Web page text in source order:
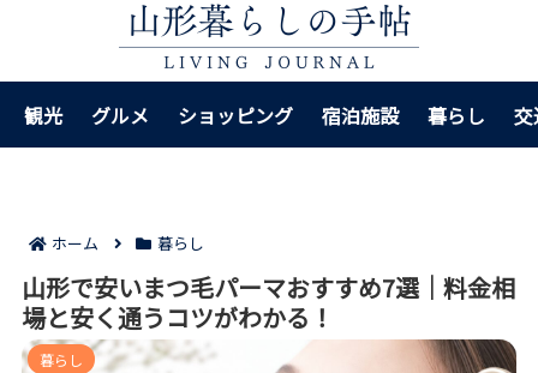
観光 グルメ ショッピング 宿泊施設 暮らし
ホーム 暮らし
山形で安いまつ毛パーマおすすめ7選｜料金相
場と安く通うコツがわかる！
暮らし